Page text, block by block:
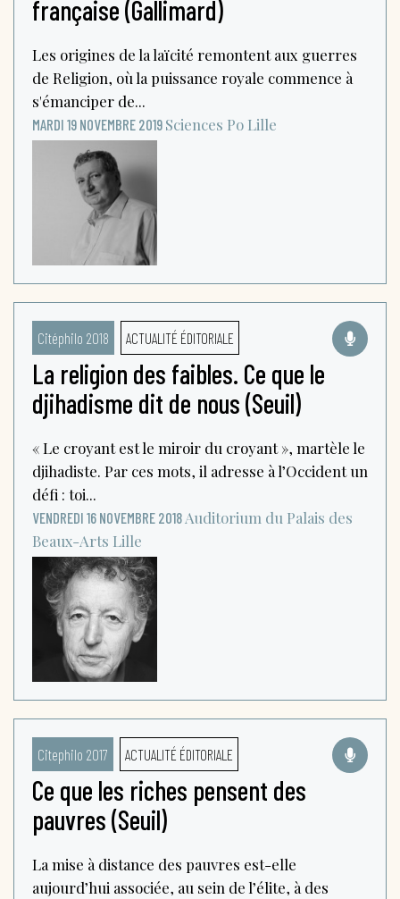
française (Gallimard)
Les origines de la laïcité remontent aux guerres
de Religion, où la puissance royale commence à
s'émanciper de...
MARDI 19 NOVEMBRE 2019 Sciences Po Lille
Citéphilo 2018 ACTUALITÉ ÉDITORIALE
La religion des faibles. Ce que le
djihadisme dit de nous (Seuil)
« Le croyant est le miroir du croyant », martèle le
djihadiste. Par ces mots, il adresse à l’Occident un
défi : toi...
VENDREDI 16 NOVEMBRE 2018 Auditorium du Palais des
Beaux-Arts Lille
Citephilo 2017 ACTUALITÉ ÉDITORIALE
Ce que les riches pensent des
pauvres (Seuil)
La mise à distance des pauvres est-elle
aujourd’hui associée, au sein de l’élite, à des